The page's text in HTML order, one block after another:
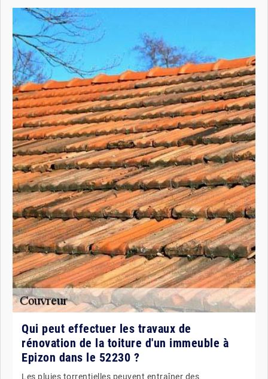
Qui peut effectuer les travaux de
rénovation de la toiture d'un immeuble à
Epizon dans le 52230 ?
Les pluies torrentielles peuvent entraîner des